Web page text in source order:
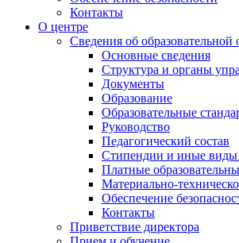
Контакты
О центре
Сведения об образовательной
Основные сведения
Структура и органы
Документы
Образование
Образовательные
Руководство
Педагогический состав
Стипендии и иные виды
Платные
Материально-
Обеспечение
Контакты
Приветствие директора